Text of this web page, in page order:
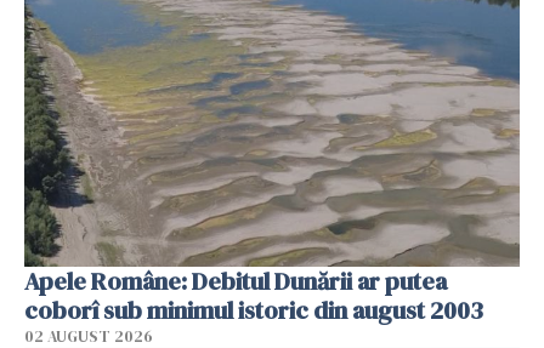
Apele Române: Debitul Dunării ar putea
coborî sub minimul istoric din august 2003
02 AUGUST 2026